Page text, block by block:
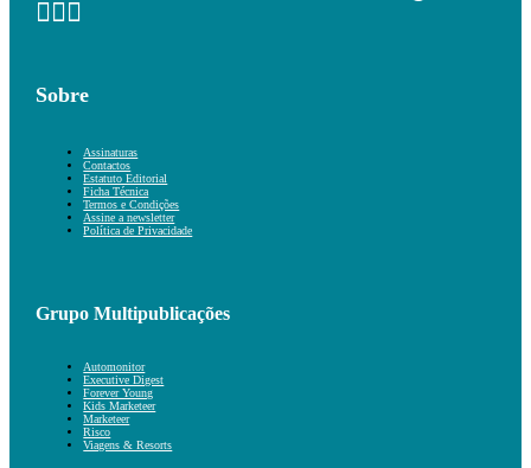
Sobre
Assinaturas
Contactos
Estatuto Editorial
Ficha Técnica
Termos e Condições
Assine a newsletter
Política de Privacidade
Grupo Multipublicações
Automonitor
Executive Digest
Forever Young
Kids Marketeer
Marketeer
Risco
Viagens & Resorts